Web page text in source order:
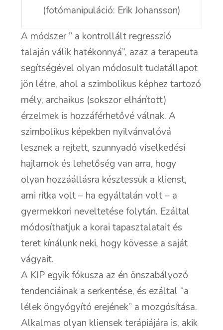
(fotómanipuláció: Erik Johansson)
A módszer ” a kontrollált regresszió
talaján válik hatékonnyá”, azaz a terapeuta
segítségével olyan módosult tudatállapot
jön létre, ahol a szimbolikus képhez tartozó
mély, archaikus (sokszor elhárított)
érzelmek is hozzáférhetővé válnak. A
szimbolikus képekben nyilvánvalóvá
lesznek a rejtett, szunnyadó viselkedési
hajlamok és lehetőség van arra, hogy
olyan hozzáállásra késztessük a klienst,
ami ritka volt – ha egyáltalán volt – a
gyermekkori neveltetése folytán. Ezáltal
módosíthatjuk a korai tapasztalatait és
teret kínálunk neki, hogy kövesse a saját
vágyait.
A KIP egyik fókusza az én önszabályozó
tendenciáinak a serkentése, és ezáltal “a
lélek öngyógyító erejének” a mozgósítása.
Alkalmas olyan kliensek terápiájára is, akik